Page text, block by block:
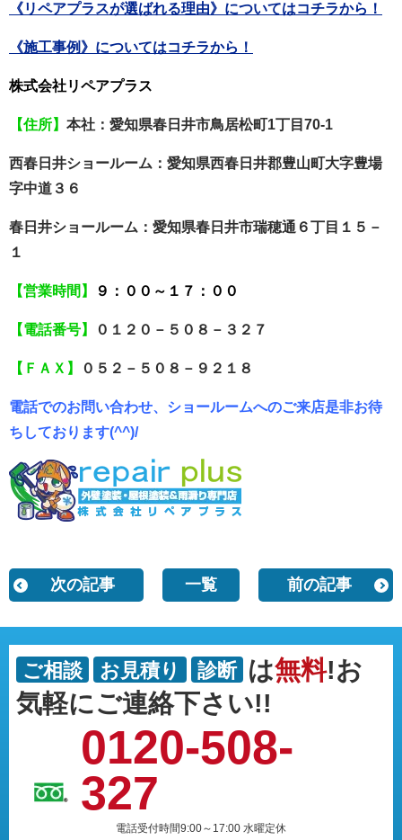
《リペアプラスが選ばれる理由》についてはコチラから！
《施工事例》についてはコチラから！
株式会社リペアプラス
【住所】 本社：愛知県春日井市鳥居松町1丁目70-1
西春日井ショールーム：愛知県西春日井郡豊山町大字豊場
字中道３６
春日井ショールーム：愛知県春日井市瑞穂通６丁目１５－
１
【営業時間】 ９：００～１７：００
【電話番号】 ０１２０－５０８－３２７
【ＦＡＸ】 ０５２－５０８－９２１８
電話でのお問い合わせ、ショールームへのご来店是非お待
ちしております(^^)/
次の記事 一覧 前の記事
ご相談 お見積り 診断 は無料!お
気軽にご連絡下さい!!
0120-508-
327
電話受付時間9:00～17:00 水曜定休